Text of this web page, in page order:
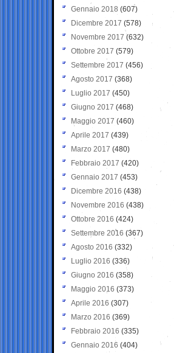
Gennaio 2018 (607)
Dicembre 2017 (578)
Novembre 2017 (632)
Ottobre 2017 (579)
Settembre 2017 (456)
Agosto 2017 (368)
Luglio 2017 (450)
Giugno 2017 (468)
Maggio 2017 (460)
Aprile 2017 (439)
Marzo 2017 (480)
Febbraio 2017 (420)
Gennaio 2017 (453)
Dicembre 2016 (438)
Novembre 2016 (438)
Ottobre 2016 (424)
Settembre 2016 (367)
Agosto 2016 (332)
Luglio 2016 (336)
Giugno 2016 (358)
Maggio 2016 (373)
Aprile 2016 (307)
Marzo 2016 (369)
Febbraio 2016 (335)
Gennaio 2016 (404)